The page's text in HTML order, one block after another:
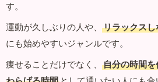
す。
運動が久しぶりの人や、
リラックス
にも始めやすいジャンルです。
痩せることだけでなく、
自分の時間